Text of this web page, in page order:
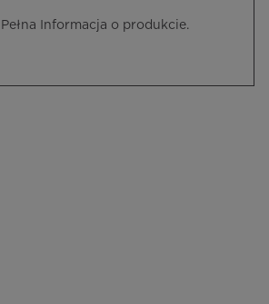
Informacja o produkcie.